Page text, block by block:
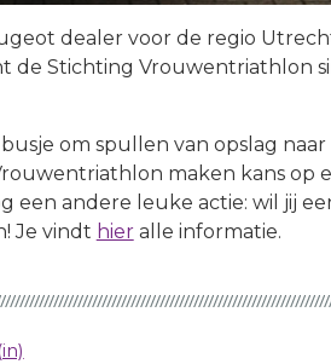
dealer voor de regio
de Stichting Vrouwentriathlon
om spullen van opslag
maken kans op
een andere leuke actie: wil jij
Je vindt hieralle informatie.